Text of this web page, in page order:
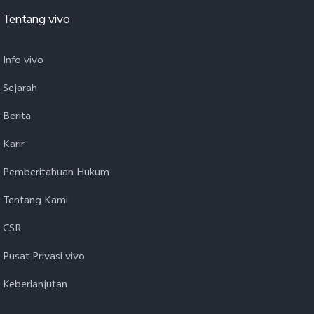
Tentang vivo
Info vivo
Sejarah
Berita
Karir
Pemberitahuan Hukum
Tentang Kami
CSR
Pusat Privasi vivo
Keberlanjutan